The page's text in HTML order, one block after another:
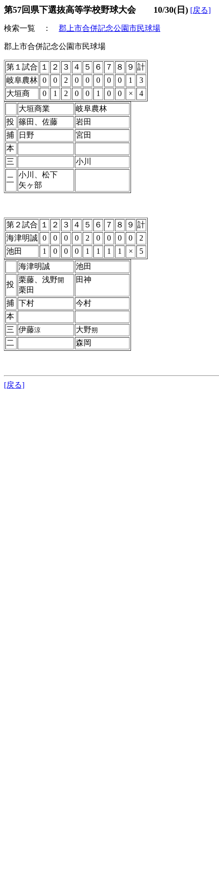
第57回県下選抜高等学校野球大会 10/30(日) [戻る]
検索一覧 ： 郡上市合併記念公園市民球場
郡上市合併記念公園市民球場
第１試合 １ ２ ３ ４ ５ ６ ７ ８ ９ 計
岐阜農林 0 0 2 0 0 0 0 0 1
3
大垣商
0 1 2 0 0 1 0 0 ×
4
大垣商業
岐阜農林
投 篠田、佐藤
岩田
捕
日野
宮田
本
三
小川
二
小川、松下
矢ヶ部
第２試合 １ ２ ３ ４ ５ ６ ７ ８ ９ 計
海津明誠 0 0 0 0 2 0 0 0 0
2
池田
1 0 0 0 1 1 1 1 ×
5
海津明誠
池田
投
栗藤、浅野開
栗田
田神
捕 下村
今村
本
三 伊藤涼 大野朔
二 森岡
[戻る]